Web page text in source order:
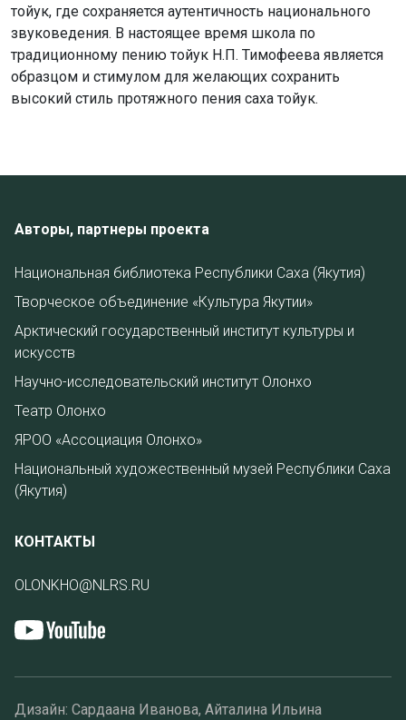
тойук, где сохраняется аутентичность национального
звуковедения. В настоящее время школа по
традиционному пению тойук Н.П. Тимофеева является
образцом и стимулом для желающих сохранить
высокий стиль протяжного пения саха тойук.
Авторы, партнеры проекта
Национальная библиотека Республики Саха (Якутия)
Творческое объединение «Культура Якутии»
Арктический государственный институт культуры и
искусств
Научно-исследовательский институт Олонхо
Театр Олонхо
ЯРОО «Ассоциация Олонхо»
Национальный художественный музей Республики Саха
(Якутия)
КОНТАКТЫ
OLONKHO@NLRS.RU
Дизайн: Сардаана Иванова, Айталина Ильина